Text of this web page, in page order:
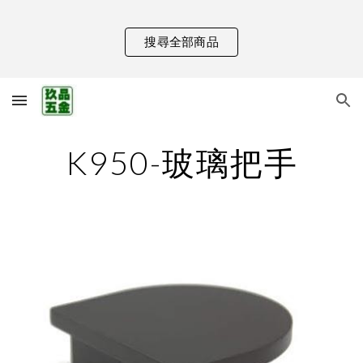
Skip to main content
搜尋全部商品
K950-玻璃把手